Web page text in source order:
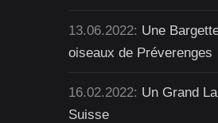
13.06.2022: Une
oiseaux de Préverenges
16.02.2022: Un Grand
Suisse